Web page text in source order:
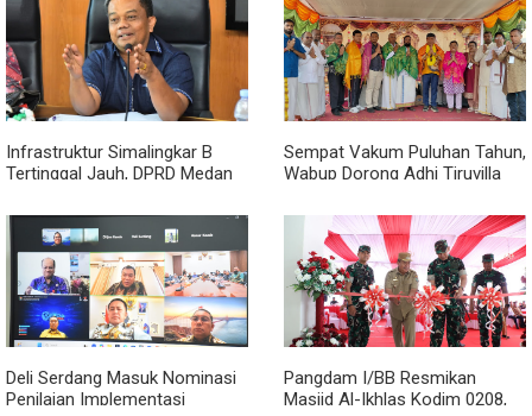
Sesuai Rencana
Infrastruktur Simalingkar B
Tertinggal Jauh, DPRD Medan
Khusus
Sempat Vakum Puluhan Tahun,
Wabup Dorong Adhi Tiruvilla
Deli Serdang Masuk Nominasi
Penilaian Implementasi
Pangdam I/BB Resmikan
Masjid Al-Ikhlas Kodim 0208,